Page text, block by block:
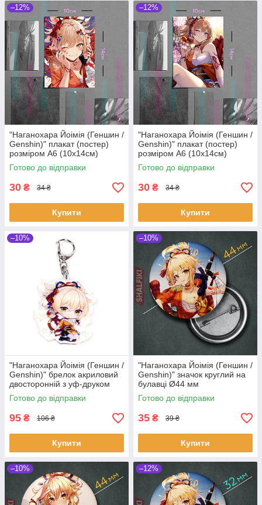
–12%
"Наганохара Йоімія (Геншин /
Genshin)" плакат (постер)
розміром А6 (10х14см)
Готово до відправки
30 ₴ 34 ₴
Купити
–12%
"Наганохара Йоімія (Геншин /
Genshin)" плакат (постер)
розміром А6 (10х14см)
Готово до відправки
30 ₴ 34 ₴
Купити
–10%
"Наганохара Йоімія (Геншин /
Genshin)" брелок акриловий
двосторонній з уф-друком
Готово до відправки
95 ₴ 106 ₴
Купити
–10%
"Наганохара Йоімія (Геншин /
Genshin)" значок круглий на
булавці Ø44 мм
Готово до відправки
35 ₴ 39 ₴
Купити
–10% –12%